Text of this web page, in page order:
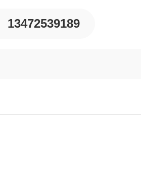
13472539189